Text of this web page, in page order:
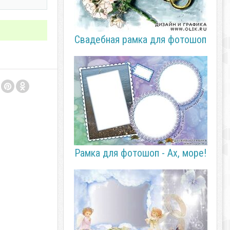
Свадебная рамка для фотошоп
Рамка для фотошоп - Ах, море!